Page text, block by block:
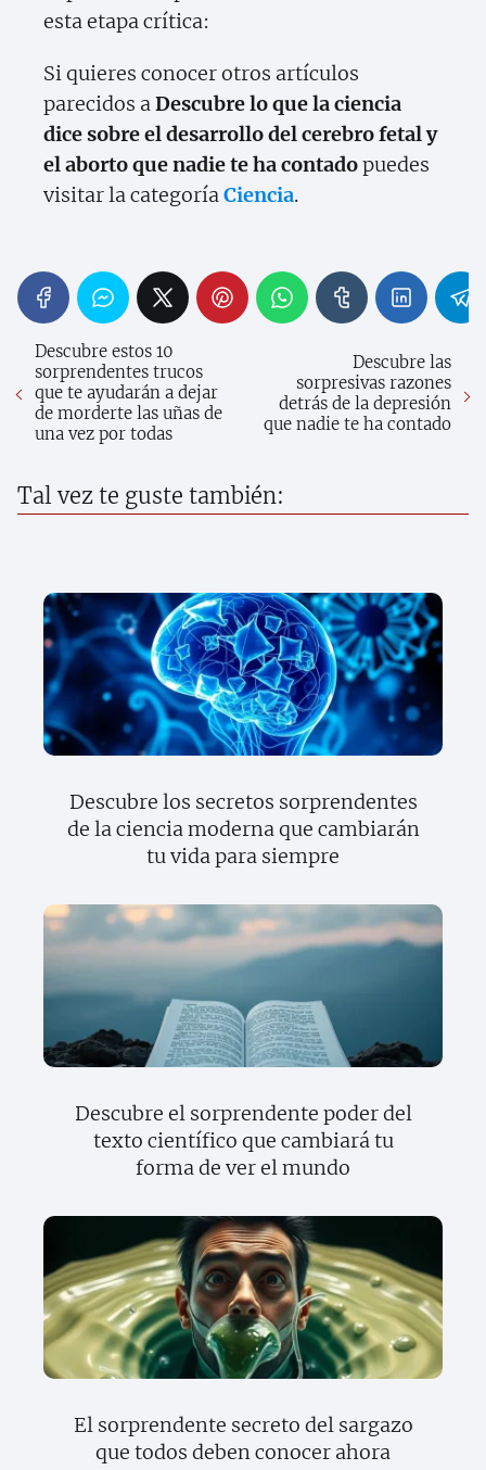
esta etapa crítica:
Si quieres conocer otros artículos
parecidos aDescubre lo que la ciencia
dice sobre el desarrollo del cerebro fetal y
el aborto que nadie te ha contadopuedes
visitar la categoríaCiencia.
Descubre estos 10
sorprendentes trucos
que te ayudarán a dejar
de morderte las uñas de
una vez por todas
Descubre las
sorpresivas razones
detrás de la depresión
que nadie te ha contado
Tal vez te guste también:
Descubre los secretos sorprendentes
de la ciencia moderna que cambiarán
tu vida para siempre
Descubre el sorprendente poder del
texto científico que cambiará tu
forma de ver el mundo
El sorprendente secreto del sargazo
que todos deben conocer ahora